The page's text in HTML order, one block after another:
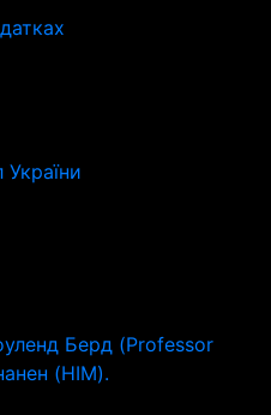
Берд (Professor
(HIM).